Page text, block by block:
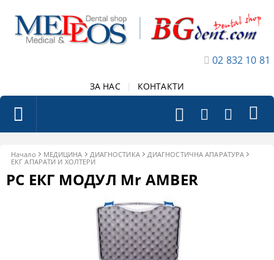
02 832 10 81
ЗА НАС КОНТАКТИ
Начало МЕДИЦИНА ДИАГНОСТИКА
ДИАГНОСТИЧНА АПАРАТУРА
ЕКГ АПАРАТИ И ХОЛТЕРИ
РС ЕКГ МОДУЛ Мr AMBER